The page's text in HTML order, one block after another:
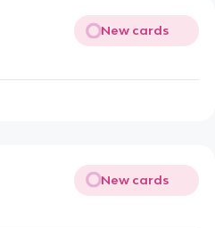
New cards
New cards